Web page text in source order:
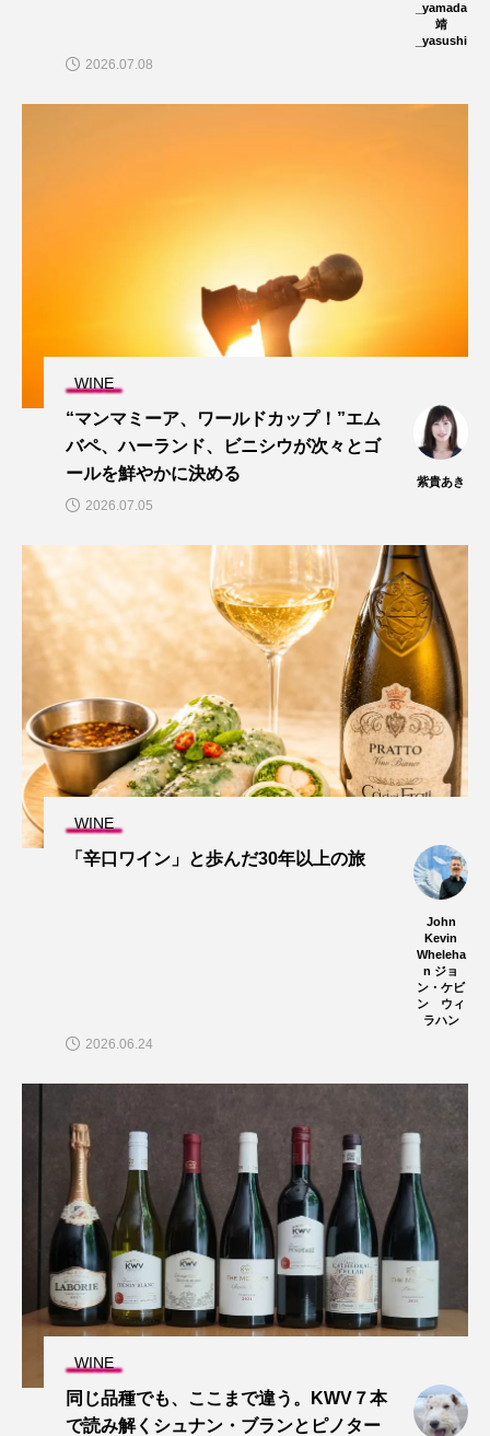
_yamada
靖
_yasushi
2026.07.08
WINE
“マンマミーア、ワールドカップ！”エム
バペ、ハーランド、ビニシウが次々とゴ
ールを鮮やかに決める
紫貴あき
2026.07.05
WINE
「辛口ワイン」と歩んだ30年以上の旅
John
Kevin
Wheleha
n ジョ
ン・ケビ
ン ウィ
ラハン
2026.06.24
WINE
同じ品種でも、ここまで違う。KWV７本
で読み解くシュナン・ブランとピノター